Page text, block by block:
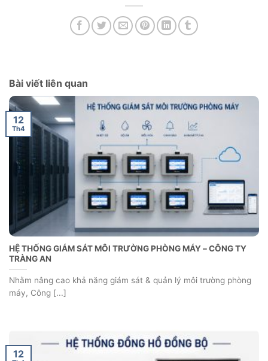
Bài viết liên quan
HỆ THỐNG GIÁM SÁT MÔI TRƯỜNG PHÒNG MÁY – CÔNG TY
TRÀNG AN
Nhằm nâng cao khả năng giám sát & quản lý môi trường phòng
máy, Công [...]
12
Th4
12